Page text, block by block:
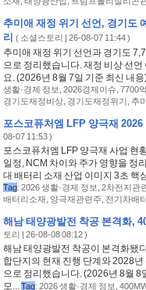
추미애 재정 위기 선언, 경기도
리 ( 소셜스토리 | 26-08-07 11:44 )
추미애 재정 위기 선언과 경기도
으로 정리했습니다. 재정 비상 선
요. (2026년 8월 7일 기준 최신 내
생활·경제 정보 2026경제이슈 7700
경기도재정비상, 경기도재정위기 추
포스코퓨처엠 LFP 양극재 2026
08-07 11:53 )
포스코퓨처엠 LFP 양극재 사업 현
일정, NCM 차이와 주가 영향을 정
대 배터리 소재 산업 이미지 3초 핵
Tag: 2026 생활·경제 정보 2차전지관
배터리소재 양극재관련주 전기차배
해남 태양광발전 착공 본격화,
토리 | 26-08-08 08:12 )
해남 태양광발전 착공이 본격화됐
합단지의 현재 진행 단계와 2028
으로 정리했습니다. (2026년 8월 8
모...Tag: 2026 생활·경제 정보